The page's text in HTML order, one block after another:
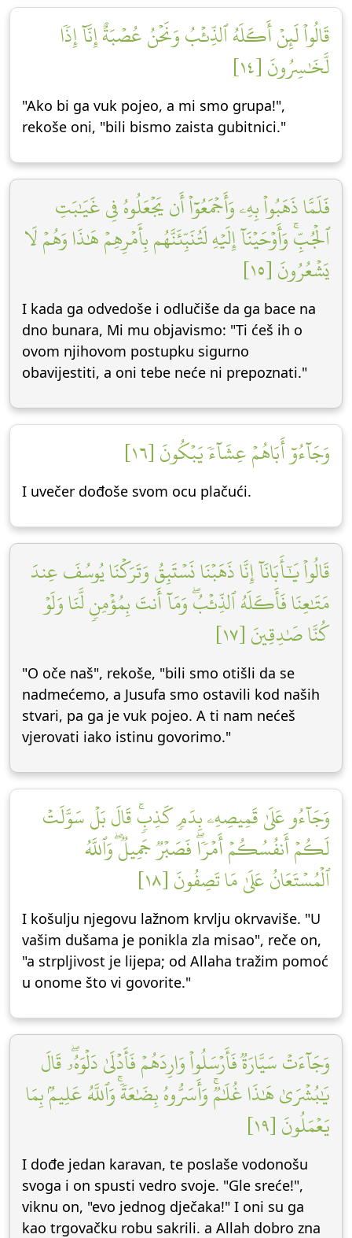
قَالُواْ لَئِنۡ أَكَلَهُ ٱلذِّئۡبُ وَنَحۡنُ عُصۡبَةٌ إِنَّآ إِذٗا
لَّخَٰسِرُونَ [١٤]
"Ako bi ga vuk pojeo, a mi smo grupa!",
rekoše oni, "bili bismo zaista gubitnici."
فَلَمَّا ذَهَبُواْ بِهِۦ وَأَجۡمَعُوٓاْ أَن يَجۡعَلُوهُ فِي غَيَٰبَتِ
ٱلۡجُبِّۚ وَأَوۡحَيۡنَآ إِلَيۡهِ لَتُنَبِّئَنَّهُم بِأَمۡرِهِمۡ هَٰذَا وَهُمۡ لَا
يَشۡعُرُونَ [١٥]
I kada ga odvedoše i odlučiše da ga bace na
dno bunara, Mi mu objavismo: "Ti ćeš ih o
ovom njihovom postupku sigurno
obavijestiti, a oni tebe neće ni prepoznati."
وَجَآءُوٓ أَبَاهُمۡ عِشَآءٗ يَبۡكُونَ [١٦]
I uvečer dođoše svom ocu plačući.
قَالُواْ يَٰٓأَبَانَآ إِنَّا ذَهَبۡنَا نَسۡتَبِقُ وَتَرَكۡنَا يُوسُفَ عِندَ
مَتَٰعِنَا فَأَكَلَهُ ٱلذِّئۡبُۖ وَمَآ أَنتَ بِمُؤۡمِنٖ لَّنَا وَلَوۡ
كُنَّا صَٰدِقِينَ [١٧]
"O oče naš", rekoše, "bili smo otišli da se
nadmećemo, a Jusufa smo ostavili kod naših
stvari, pa ga je vuk pojeo. A ti nam nećeš
vjerovati iako istinu govorimo."
وَجَآءُو عَلَىٰ قَمِيصِهِۦ بِدَمٖ كَذِبٖۚ قَالَ بَلۡ سَوَّلَتۡ
لَكُمۡ أَنفُسُكُمۡ أَمۡرٗاۖ فَصَبۡرٞ جَمِيلٞۖ وَٱللَّهُ
ٱلۡمُسۡتَعَانُ عَلَىٰ مَا تَصِفُونَ [١٨]
I košulju njegovu lažnom krvlju okrvaviše. "U
vašim dušama je ponikla zla misao", reče on,
"a strpljivost je lijepa; od Allaha tražim pomoć
u onome što vi govorite."
وَجَآءَتۡ سَيَّارَةٞ فَأَرۡسَلُواْ وَارِدَهُمۡ فَأَدۡلَىٰ دَلۡوَهُۥۖ قَالَ
يَٰبُشۡرَىٰ هَٰذَا غُلَٰمٞۚ وَأَسَرُّوهُ بِضَٰعَةٗۚ وَٱللَّهُ عَلِيمُۢ بِمَا
يَعۡمَلُونَ [١٩]
I dođe jedan karavan, te poslaše vodonošu
svoga i on spusti vedro svoje. "Gle sreće!",
viknu on, "evo jednog dječaka!" I oni su ga
kao trgovačku robu sakrili. a Allah dobro zna